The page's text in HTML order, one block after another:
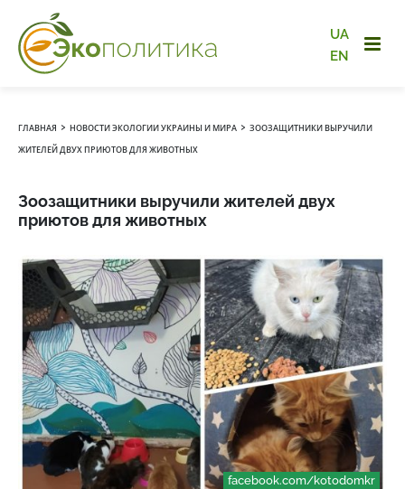
UA
EN
ГЛАВНАЯ › НОВОСТИ ЭКОЛОГИИ УКРАИНЫ И МИРА › ЗООЗАЩИТНИКИ ВЫРУЧИЛИ
ЖИТЕЛЕЙ ДВУХ ПРИЮТОВ ДЛЯ ЖИВОТНЫХ
Зоозащитники выручили жителей двух
приютов для животных
facebook.com/kotodomkr